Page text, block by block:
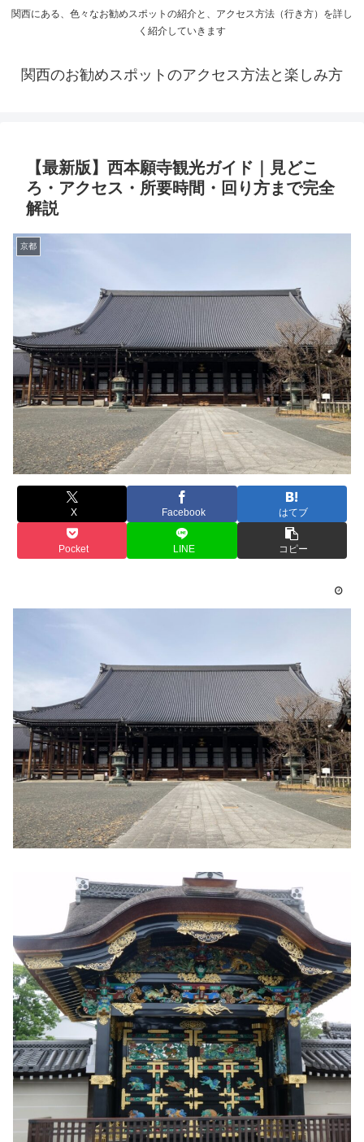
関西にある、色々なお勧めスポットの紹介と、アクセス方法（行き方）を詳し
く紹介していきます
関西のお勧めスポットのアクセス方法と楽しみ方
【最新版】西本願寺観光ガイド｜見どこ
ろ・アクセス・所要時間・回り方まで完全
解説
京都
X Facebook はてブ
Pocket LINE コピー